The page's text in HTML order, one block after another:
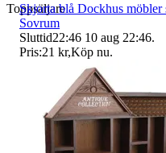
Toppsäljare
Skjorta blå Dockhus
Sovrum
Sluttid22:46 10 aug 22:46.
Pris:21 kr,Köp nu.